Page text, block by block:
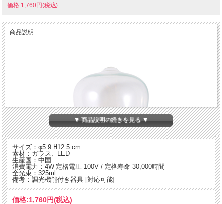
価格:1,760円(税込)
商品説明
▼ 商品説明の続きを見る ▼
サイズ：φ5.9 H12.5 cm
素材：ガラス、LED
生産国：中国
消費電力：4W 定格電圧 100V / 定格寿命 30,000時間
全光束：325ml
備考：調光機能付き器具 [対応可能]
価格:1,760円(税込)